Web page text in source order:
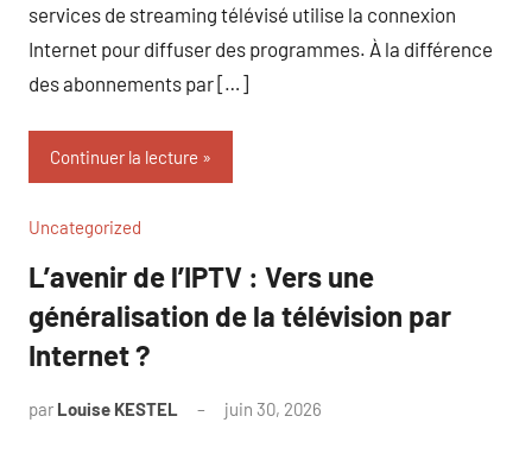
services de streaming télévisé utilise la connexion
Internet pour diffuser des programmes. À la différence
des abonnements par […]
Continuer la lecture
Uncategorized
L’avenir de l’IPTV : Vers une
généralisation de la télévision par
Internet ?
par Louise KESTEL juin 30, 2026